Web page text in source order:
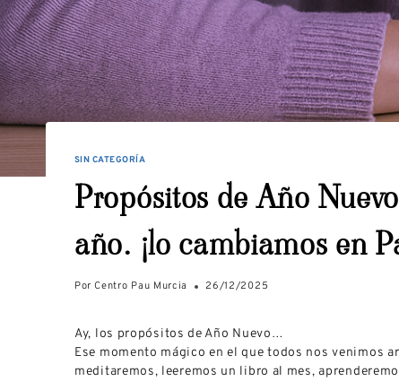
SIN CATEGORÍA
Propósitos de Año
año… ¡lo cambiamos en
Por Centro Pau Murcia 26/12/2025
Ay, los propósitos de Año Nuevo…
Ese momento mágico en el que todos nos venimos
meditaremos, leeremos un libro al mes,